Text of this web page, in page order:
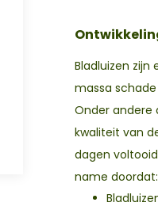
Bladluizen
massa
Onder andere
kwaliteit van
dagen
name doordat: